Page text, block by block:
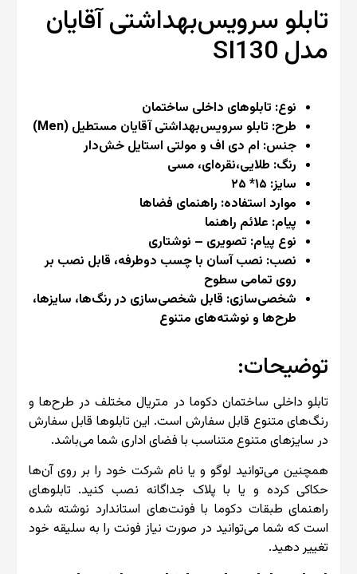
تابلو سرویس‌بهداشتی آقایان
مدل SI130
نوع: تابلوهای داخلی ساختمان
طرح: تابلو سرویس‌بهداشتی آقایان مستطیل (Men)
جنس: ام دی اف و مولتی استایل خش‌دار
رنگ: طلایی،نقره‌ای، مسی
سایز: ۱۵* ۲۵
موارد استفاده: راهنمای فضاها
پیام: علائم راهنما
نوع پیام: تصویری – نوشتاری
نصب: نصب آسان با چسب دو‌طرفه، قابل نصب بر
روی تمامی سطوح
شخصی‌سازی: قابل شخصی‌سازی در رنگ‌ها، سایزها،
طرح‌ها و نوشته‌های متنوع
توضیحات:
تابلو داخلی ساختمان دکوما در متریال مختلف در طرح‌ها و
رنگ‌های متنوع قابل سفارش است. این تابلوها قابل سفارش
در سایزهای متنوع متناسب با فضای اداری شما می‌باشد.
همچنین می‌توانید لوگو و یا نام شرکت خود را بر روی آن‌ها
حکاکی کرده و یا با پلاک جداگانه نصب کنید. تابلوهای
راهنمای طبقات دکوما با فونت‌های استاندارد نوشته شده
است که شما می‌توانید در صورت نیاز فونت را به سلیقه خود
تغییر دهید.